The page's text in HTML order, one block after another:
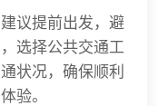
议提前出发，避
选择公共交通工
状况，确保顺利
验。